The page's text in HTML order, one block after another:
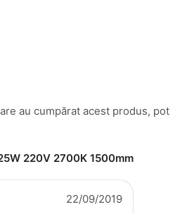
220V 2700K 1500mm
22/09/2019
au cumpărat acest produs, pot